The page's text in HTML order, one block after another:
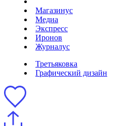
Магазинус
Медиа
Экспресс
Иронов
Журналус
Третьяковка
Графический дизайн